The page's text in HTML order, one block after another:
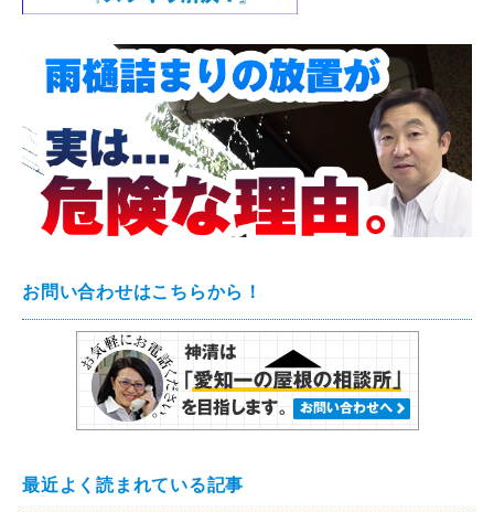
お問い合わせはこちらから！
最近よく読まれている記事